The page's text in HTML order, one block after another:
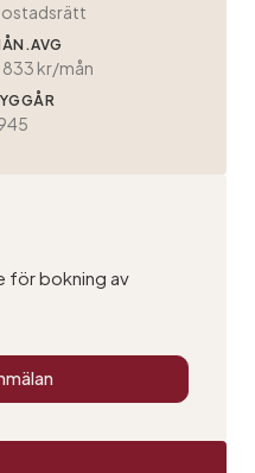
833 kr/mån
för bokning av